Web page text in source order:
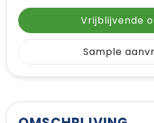
Vrijblijvende
Sample